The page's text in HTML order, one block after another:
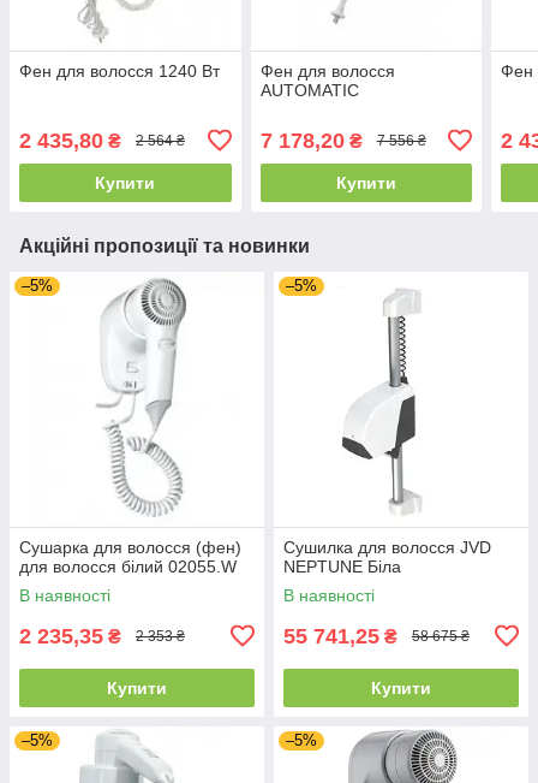
Фен для волосся 1240 Вт
2 435,80 ₴ 2 564 ₴
Купити
Фен для волосся
AUTOMATIC
7 178,20₴ 7 556 ₴
Купити
Фен
2
Акційні пропозиції та новинки
–5%
Сушарка для волосся (фен)
для волосся білий 02055.W
В наявності
2 235,35 ₴ 2 353 ₴
Купити
–5%
Сушилка для волосся JVD
NEPTUNE Біла
В наявності
55 741,25 ₴ 58 675 ₴
Купити
–5% –5%